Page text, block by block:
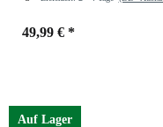
49,99 € *
Auf Lager